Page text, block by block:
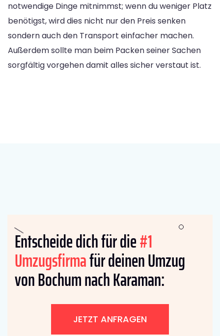
notwendige Dinge mitnimmst; wenn du weniger Platz
benötigst, wird dies nicht nur den Preis senken
sondern auch den Transport einfacher machen.
Außerdem sollte man beim Packen seiner Sachen
sorgfältig vorgehen damit alles sicher verstaut ist.
Entscheide dich für die#1
Umzugsfirmafür deinen Umzug
von Bochum nach Karaman:
JETZT ANFRAGEN